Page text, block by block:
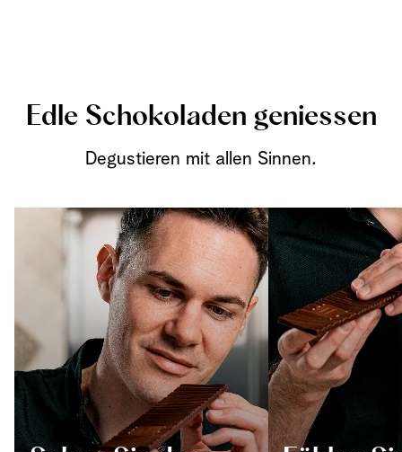
Edle Schokoladen geniessen
Degustieren mit allen Sinnen.